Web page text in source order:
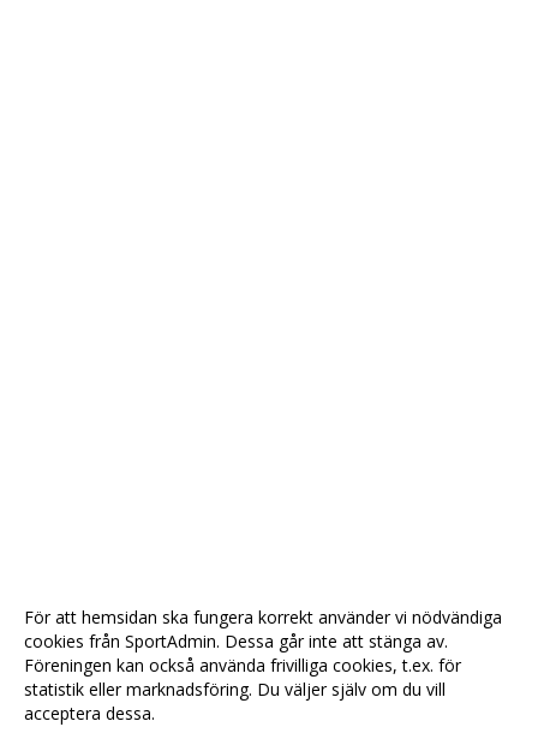
För att hemsidan ska fungera korrekt använder vi nödvändiga
cookies från SportAdmin. Dessa går inte att stänga av.
Föreningen kan också använda frivilliga cookies, t.ex. för
statistik eller marknadsföring. Du väljer själv om du vill
acceptera dessa.